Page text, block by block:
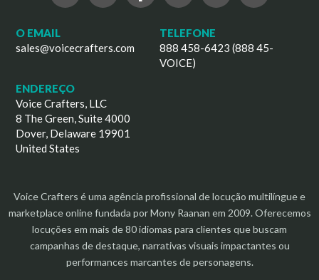
O EMAIL
sales@voicecrafters.com
TELEFONE
888 458-6423 (888 45-
VOICE)
ENDEREÇO
Voice Crafters, LLC
8 The Green, Suite 4000
Dover, Delaware 19901
United States
Voice Crafters é uma agência profissional de locução multilíngue e
marketplace online fundada por Mony Raanan em 2009. Oferecemos
locuções em mais de 80 idiomas para clientes que buscam
campanhas de destaque, narrativas visuais impactantes ou
performances marcantes de personagens.